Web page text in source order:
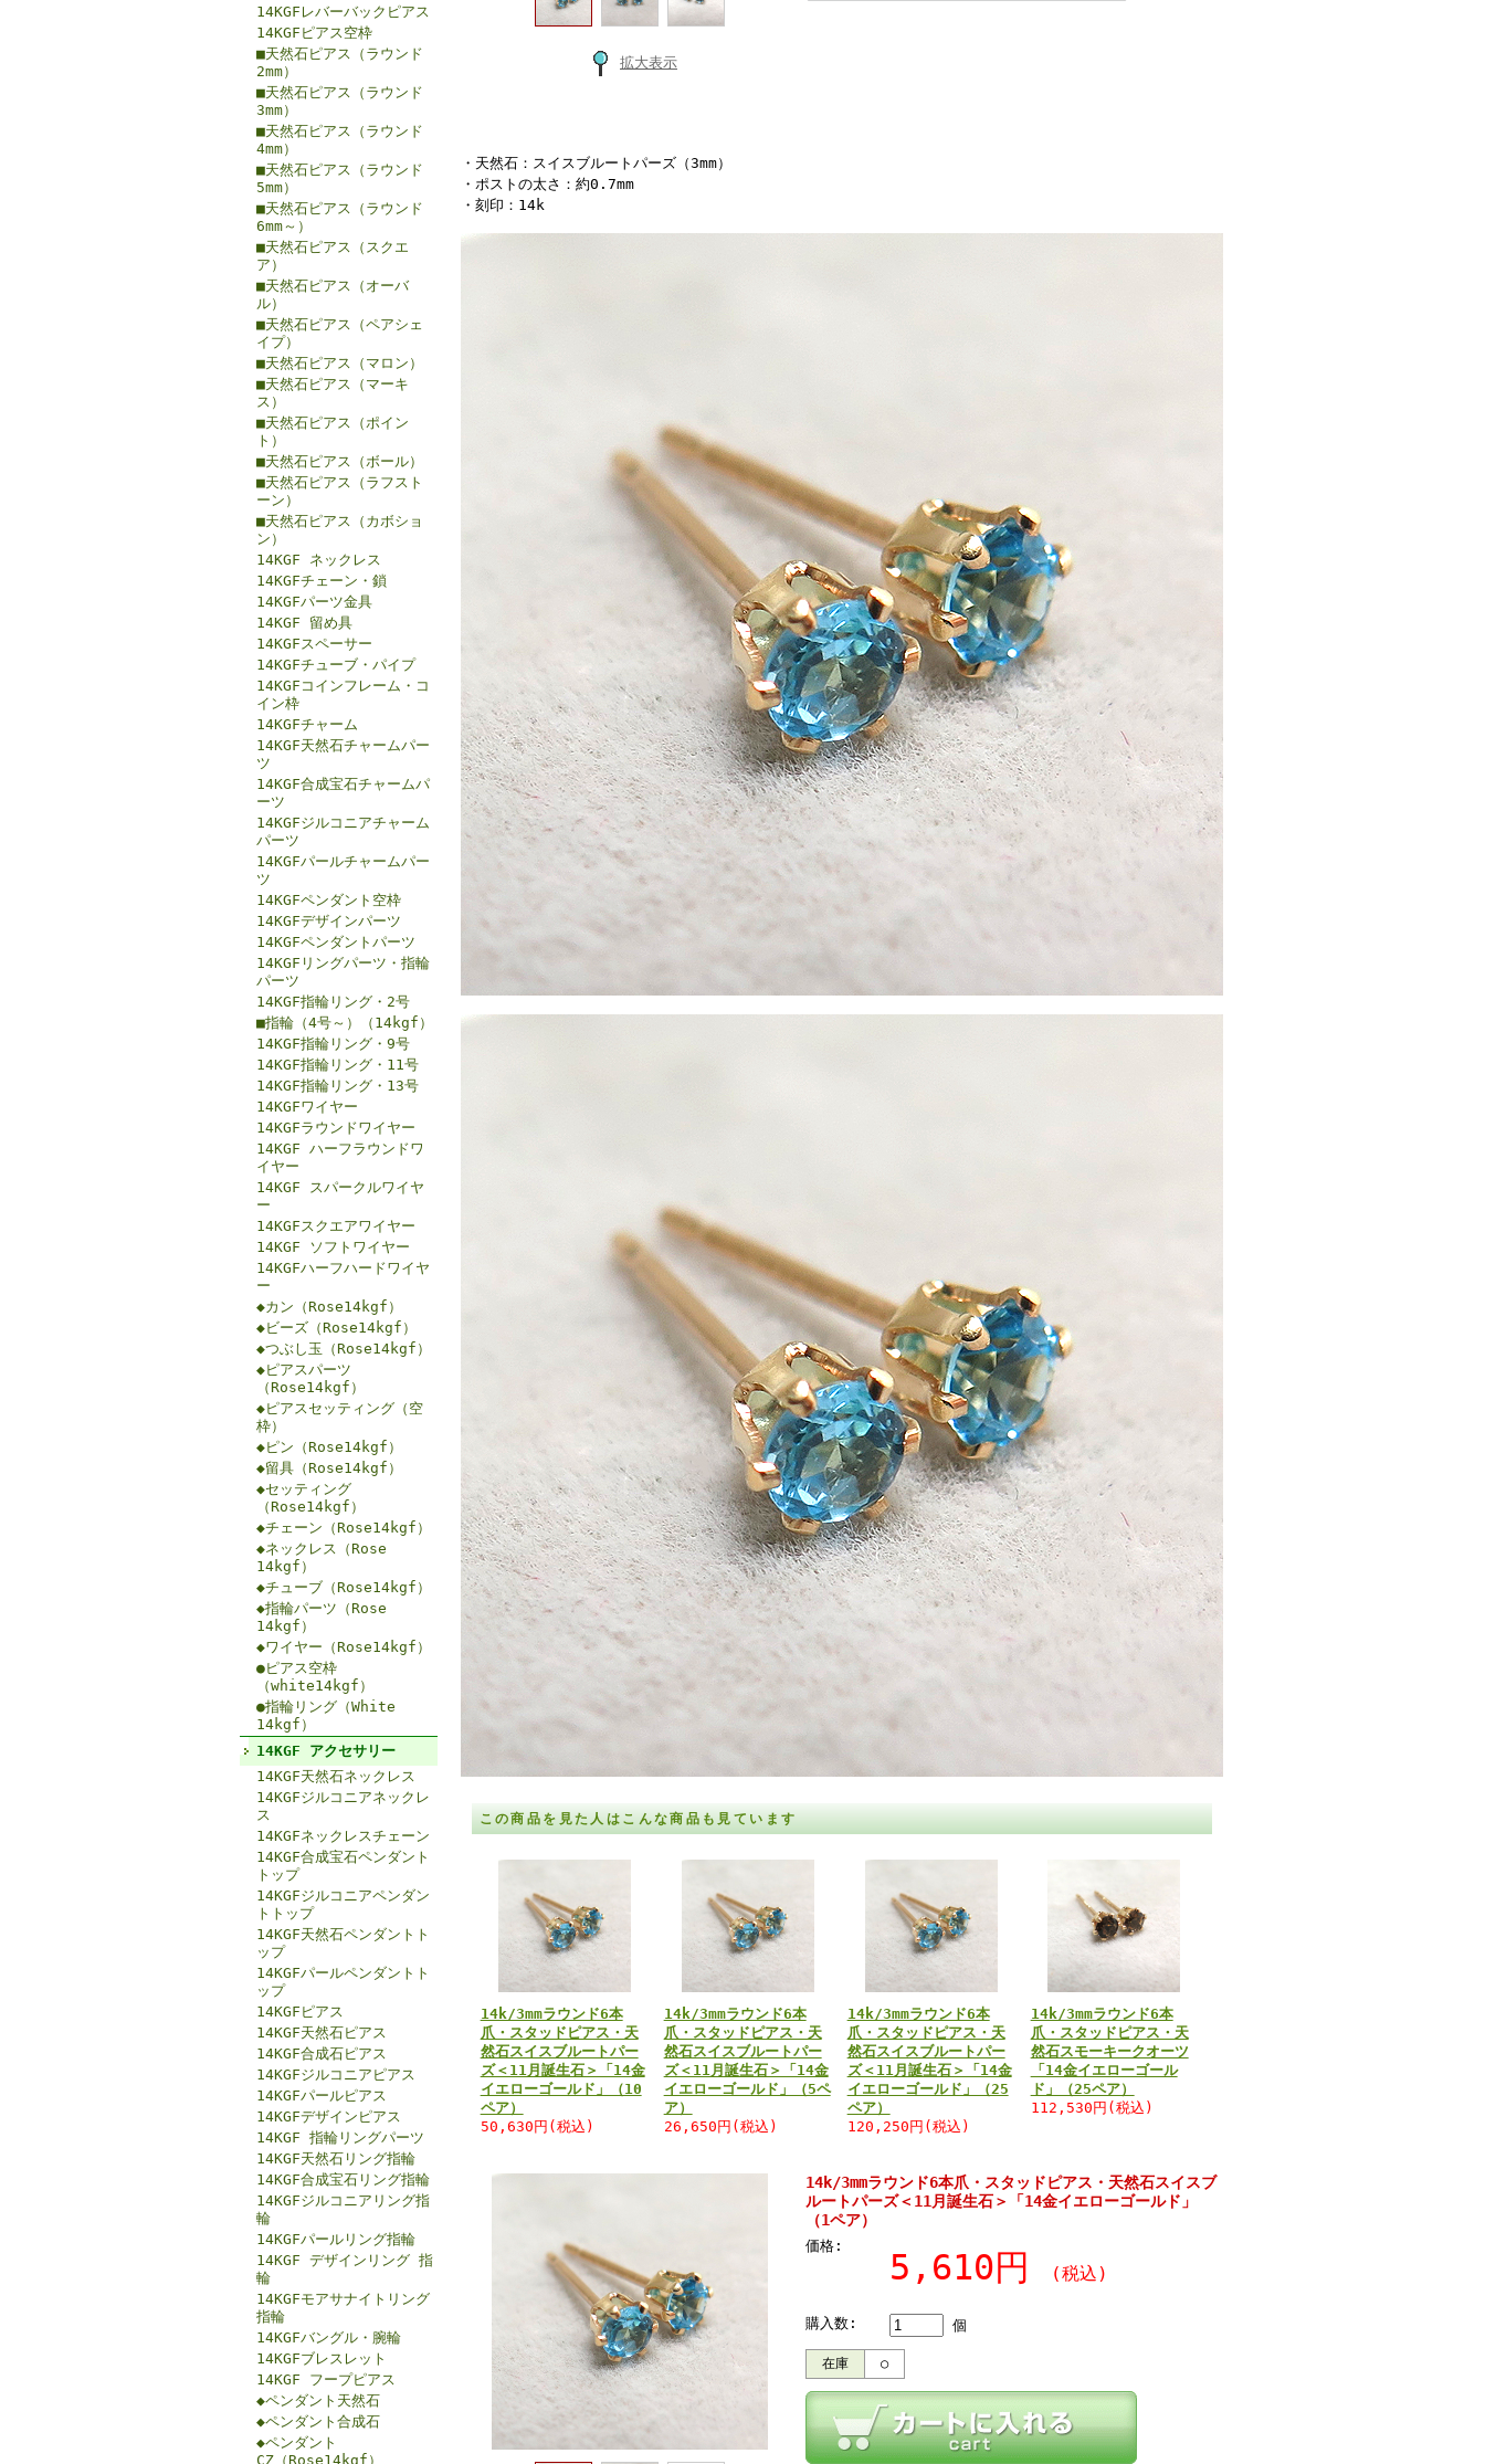
14KGFレバーバックピアス
14KGFピアス空枠
■天然石ピアス（ラウンド
2mm）
■天然石ピアス（ラウンド
3mm）
■天然石ピアス（ラウンド
4mm）
■天然石ピアス（ラウンド
5mm）
■天然石ピアス（ラウンド
6mm～）
■天然石ピアス（スクエ
ア）
■天然石ピアス（オーバ
ル）
■天然石ピアス（ペアシェ
イプ）
■天然石ピアス（マロン）
■天然石ピアス（マーキ
ス）
■天然石ピアス（ポイン
ト）
■天然石ピアス（ボール）
■天然石ピアス（ラフスト
ーン）
■天然石ピアス（カボショ
ン）
14KGF ネックレス
14KGFチェーン・鎖
14KGFパーツ金具
14KGF 留め具
14KGFスペーサー
14KGFチューブ・パイプ
14KGFコインフレーム・コ
イン枠
14KGFチャーム
14KGF天然石チャームパー
ツ
14KGF合成宝石チャームパ
ーツ
14KGFジルコニアチャーム
パーツ
14KGFパールチャームパー
ツ
14KGFペンダント空枠
14KGFデザインパーツ
14KGFペンダントパーツ
14KGFリングパーツ・指輪
パーツ
14KGF指輪リング・2号
■指輪（4号～）（14kgf）
14KGF指輪リング・9号
14KGF指輪リング・11号
14KGF指輪リング・13号
14KGFワイヤー
14KGFラウンドワイヤー
14KGF ハーフラウンドワ
イヤー
14KGF スパークルワイヤ
ー
14KGFスクエアワイヤー
14KGF ソフトワイヤー
14KGFハーフハードワイヤ
ー
◆カン（Rose14kgf）
◆ビーズ（Rose14kgf）
◆つぶし玉（Rose14kgf）
◆ピアスパーツ
（Rose14kgf）
◆ピアスセッティング（空
枠）
◆ピン（Rose14kgf）
◆留具（Rose14kgf）
◆セッティング
（Rose14kgf）
◆チェーン（Rose14kgf）
◆ネックレス（Rose
14kgf）
◆チューブ（Rose14kgf）
◆指輪パーツ（Rose
14kgf）
◆ワイヤー（Rose14kgf）
●ピアス空枠
（white14kgf）
●指輪リング（White
14kgf）
14KGF アクセサリー
14KGF天然石ネックレス
14KGFジルコニアネックレ
ス
14KGFネックレスチェーン
14KGF合成宝石ペンダント
トップ
14KGFジルコニアペンダン
トトップ
14KGF天然石ペンダントト
ップ
14KGFパールペンダントト
ップ
14KGFピアス
14KGF天然石ピアス
14KGF合成石ピアス
14KGFジルコニアピアス
14KGFパールピアス
14KGFデザインピアス
14KGF 指輪リングパーツ
14KGF天然石リング指輪
14KGF合成宝石リング指輪
14KGFジルコニアリング指
輪
14KGFパールリング指輪
14KGF デザインリング 指
輪
14KGFモアサナイトリング
指輪
14KGFバングル・腕輪
14KGFブレスレット
14KGF フープピアス
◆ペンダント天然石
◆ペンダント合成石
◆ペンダント
CZ（Rose14kgf）
拡大表示
・天然石：スイスブルートパーズ（3mm）
・ポストの太さ：約0.7mm
・刻印：14k
この商品を見た人はこんな商品も見ています
14k/3mmラウンド6本
爪・スタッドピアス・天
然石スイスブルートパー
ズ＜11月誕生石＞「14金
イエローゴールド」（10
ペア）
50,630円(税込)
14k/3mmラウンド6本
爪・スタッドピアス・天
然石スイスブルートパー
ズ＜11月誕生石＞「14金
イエローゴールド」（5ペ
ア）
26,650円(税込)
14k/3mmラウンド6本
爪・スタッドピアス・天
然石スイスブルートパー
ズ＜11月誕生石＞「14金
イエローゴールド」（25
ペア）
120,250円(税込)
14k/3mmラウンド6本
爪・スタッドピアス・天
然石スモーキークオーツ
「14金イエローゴール
ド」（25ペア）
112,530円(税込)
14k/3mmラウンド6本爪・スタッドピアス・天然石スイスブ
ルートパーズ＜11月誕生石＞「14金イエローゴールド」
（1ペア）
価格:
5,610円 (税込)
購入数: 個
在庫 ○